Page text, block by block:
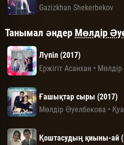
Gazizkhan Shekerbekov
Танымал әндер Мөлдір
Лүпіл (2017)
Ержігіт Асанхан •
Ғашықтар сыры (2017)
Мөлдір Әуелбекова •
Қоштасудың қиыны-ай